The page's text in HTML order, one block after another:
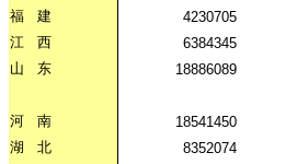
福
建 4230705
江
西 6384345
山
东 18886089
河 南 18541450
湖
北 8352074